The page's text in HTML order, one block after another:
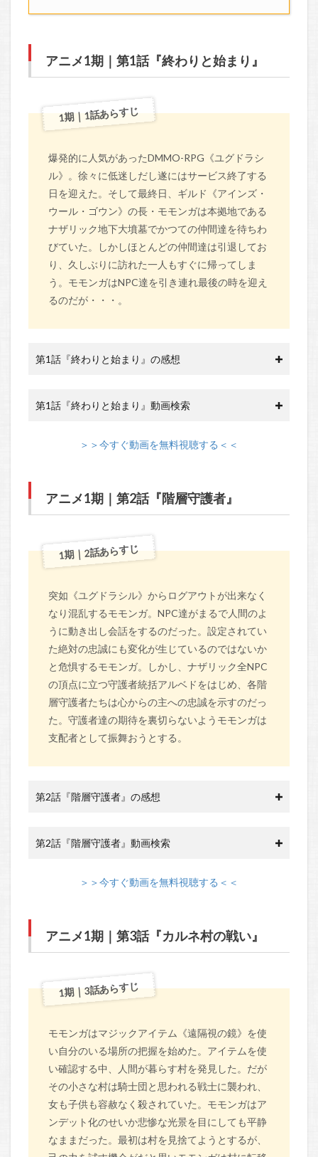
アニメ1期｜第1話『終わりと始まり』
1期｜1話あらすじ
爆発的に人気があったDMMO-RPG《ユグドラシ
ル》。徐々に低迷しだし遂にはサービス終了する
日を迎えた。そして最終日、ギルド《アインズ・
ウール・ゴウン》の長・モモンガは本拠地である
ナザリック地下大墳墓でかつての仲間達を待ちわ
びていた。しかしほとんどの仲間達は引退してお
り、久しぶりに訪れた一人もすぐに帰ってしま
う。モモンガはNPC達を引き連れ最後の時を迎え
るのだが・・・。
第1話『終わりと始まり』の感想
第1話『終わりと始まり』動画検索
＞＞今すぐ動画を無料視聴する＜＜
アニメ1期｜第2話『階層守護者』
1期｜2話あらすじ
突如《ユグドラシル》からログアウトが出来なく
なり混乱するモモンガ。NPC達がまるで人間のよ
うに動き出し会話をするのだった。設定されてい
た絶対の忠誠にも変化が生じているのではないか
と危惧するモモンガ。しかし、ナザリック全NPC
の頂点に立つ守護者統括アルベドをはじめ、各階
層守護者たちは心からの主への忠誠を示すのだっ
た。守護者達の期待を裏切らないようモモンガは
支配者として振舞おうとする。
第2話『階層守護者』の感想
第2話『階層守護者』動画検索
＞＞今すぐ動画を無料視聴する＜＜
アニメ1期｜第3話『カルネ村の戦い』
1期｜3話あらすじ
モモンガはマジックアイテム《遠隔視の鏡》を使
い自分のいる場所の把握を始めた。アイテムを使
い確認する中、人間が暮らす村を発見した。だが
その小さな村は騎士団と思われる戦士に襲われ、
女も子供も容赦なく殺されていた。モモンガはア
ンデット化のせいか悲惨な光景を目にしても平静
なままだった。最初は村を見捨てようとするが、